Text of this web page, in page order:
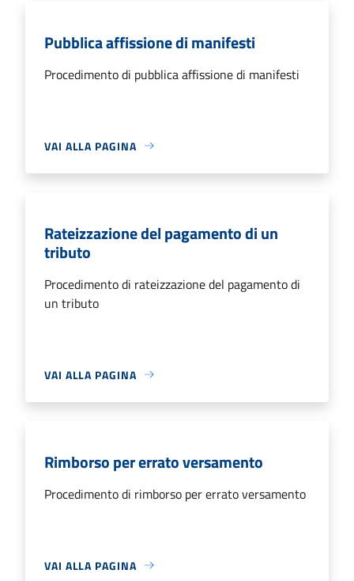
Pubblica affissione di manifesti
Procedimento di pubblica affissione di manifesti
VAI ALLA PAGINA
Rateizzazione del pagamento di un
tributo
Procedimento di rateizzazione del pagamento di
un tributo
VAI ALLA PAGINA
Rimborso per errato versamento
Procedimento di rimborso per errato versamento
VAI ALLA PAGINA